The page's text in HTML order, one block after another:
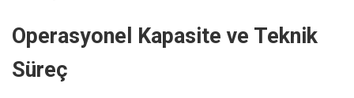
Operasyonel Kapasite ve Teknik
Süreç